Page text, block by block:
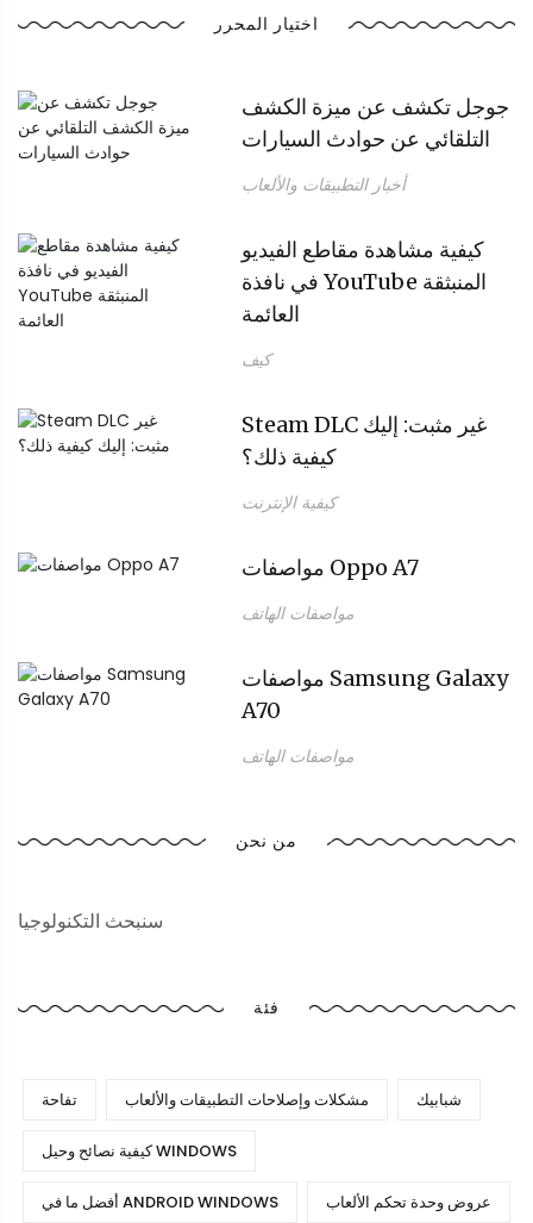
اختيار المحرر
جوجل تكشف عن ميزة الكشف
التلقائي عن حوادث السيارات
أخبار التطبيقات والألعاب
كيفية مشاهدة مقاطع الفيديو
في نافذة YouTube المنبثقة
العائمة
كيف
Steam DLC غير مثبت: إليك
كيفية ذلك؟
كيفية الإنترنت
مواصفات Oppo A7
مواصفات الهاتف
مواصفات Samsung Galaxy
A70
مواصفات الهاتف
من نحن
سنبحث التكنولوجيا
فئة
تفاحة مشكلات وإصلاحات التطبيقات والألعاب شبابيك
كيفية نصائح وحيل WINDOWS
أفضل ما في ANDROID WINDOWS عروض وحدة تحكم الألعاب